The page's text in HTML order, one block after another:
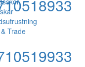
Trade